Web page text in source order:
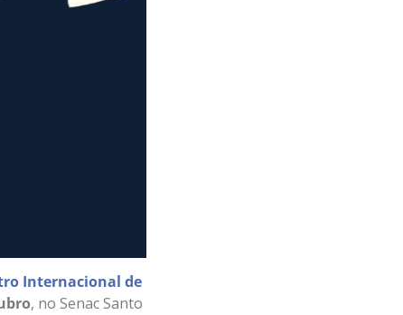
Internacional de
, no Senac Santo